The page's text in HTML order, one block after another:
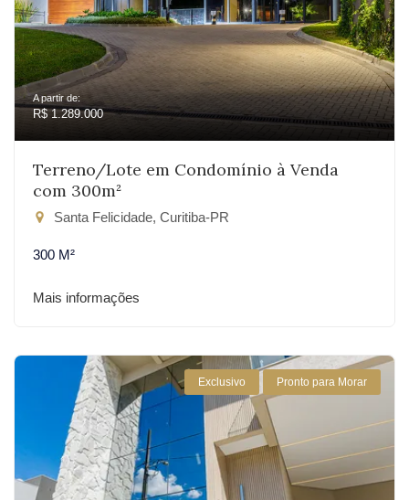
A partir de:
R$ 1.289.000
Terreno/Lote em Condomínio à Venda
com 300m²
Santa Felicidade, Curitiba-PR
300 M²
Mais informações
Exclusivo Pronto para Morar